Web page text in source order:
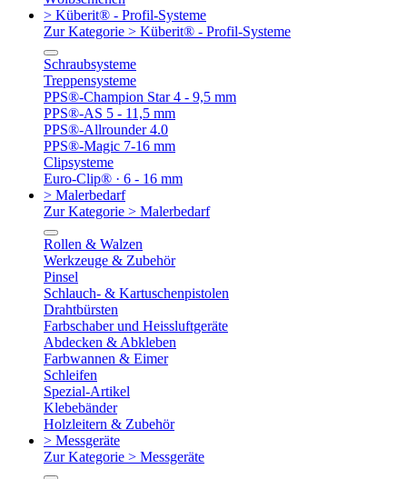
> Küberit® - Profil-Systeme
Zur Kategorie > Küberit® - Profil-Systeme
Schraubsysteme
Treppensysteme
PPS®-Champion Star 4 - 9,5 mm
PPS®-AS 5 - 11,5 mm
PPS®-Allrounder 4.0
PPS®-Magic 7-16 mm
Clipsysteme
Euro-Clip® · 6 - 16 mm
> Malerbedarf
Zur Kategorie > Malerbedarf
Rollen & Walzen
Werkzeuge & Zubehör
Pinsel
Schlauch- & Kartuschenpistolen
Drahtbürsten
Farbschaber und Heissluftgeräte
Abdecken & Abkleben
Farbwannen & Eimer
Schleifen
Spezial-Artikel
Klebebänder
Holzleitern & Zubehör
> Messgeräte
Zur Kategorie > Messgeräte